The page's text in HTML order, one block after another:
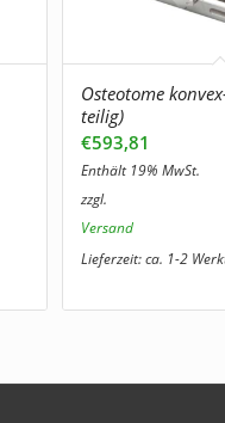
Osteotome
teilig)
€593,81
Enthält 19% MwSt.
zzgl.
Versand
Lieferzeit: ca. 1-2